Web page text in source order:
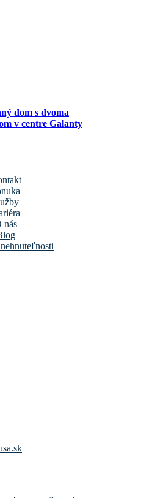
dom s dvoma
v centre Galanty
nás